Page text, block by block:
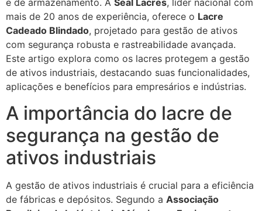
e de armazenamento. A Seal Lacres, líder nacional com
mais de 20 anos de experiência, oferece o Lacre
Cadeado Blindado, projetado para gestão de ativos
com segurança robusta e rastreabilidade avançada.
Este artigo explora como os lacres protegem a gestão
de ativos industriais, destacando suas funcionalidades,
aplicações e benefícios para empresários e indústrias.
A importância do lacre de
segurança na gestão de
ativos industriais
A gestão de ativos industriais é crucial para a eficiência
de fábricas e depósitos. Segundo a Associação